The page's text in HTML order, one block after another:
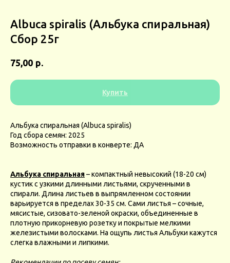
Albuca spiralis (Альбука спиральная)
Сбор 25г
75,00 р.
Купить
Альбука спиральная (Albuca spiralis)
Год сбора семян: 2025
Возможность отправки в конверте: ДА
Альбука спиральная– компактный невысокий (18-20 см)
кустик с узкими длинными листьями, скрученными в
спирали. Длина листьев в выпрямленном состоянии
варьируется в пределах 30-35 см. Сами листья – сочные,
мясистые, сизовато-зеленой окраски, объединенные в
плотную прикорневую розетку и покрытые мелкими
железистыми волосками. На ощупь листья Альбуки кажутся
слегка влажными и липкими.